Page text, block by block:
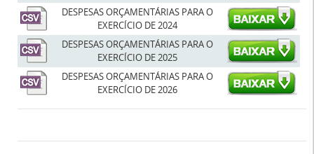
DESPESAS ORÇAMENTÁRIAS PARA O
EXERCÍCIO DE 2024
DESPESAS ORÇAMENTÁRIAS PARA O
EXERCÍCIO DE 2025
DESPESAS ORÇAMENTÁRIAS PARA O
EXERCÍCIO DE 2026